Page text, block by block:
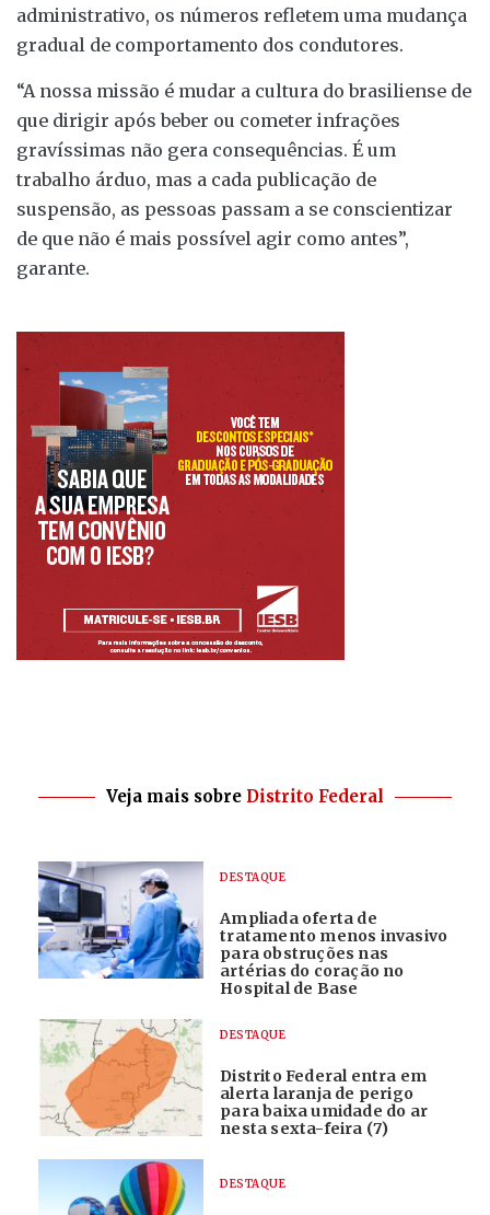
administrativo, os números refletem uma mudança
gradual de comportamento dos condutores.
“A nossa missão é mudar a cultura do brasiliense de
que dirigir após beber ou cometer infrações
gravíssimas não gera consequências. É um
trabalho árduo, mas a cada publicação de
suspensão, as pessoas passam a se conscientizar
de que não é mais possível agir como antes”,
garante.
Veja mais sobre Distrito Federal
DESTAQUE
Ampliada oferta de
tratamento menos invasivo
para obstruções nas
artérias do coração no
Hospital de Base
DESTAQUE
Distrito Federal entra em
alerta laranja de perigo
para baixa umidade do ar
nesta sexta-feira (7)
DESTAQUE